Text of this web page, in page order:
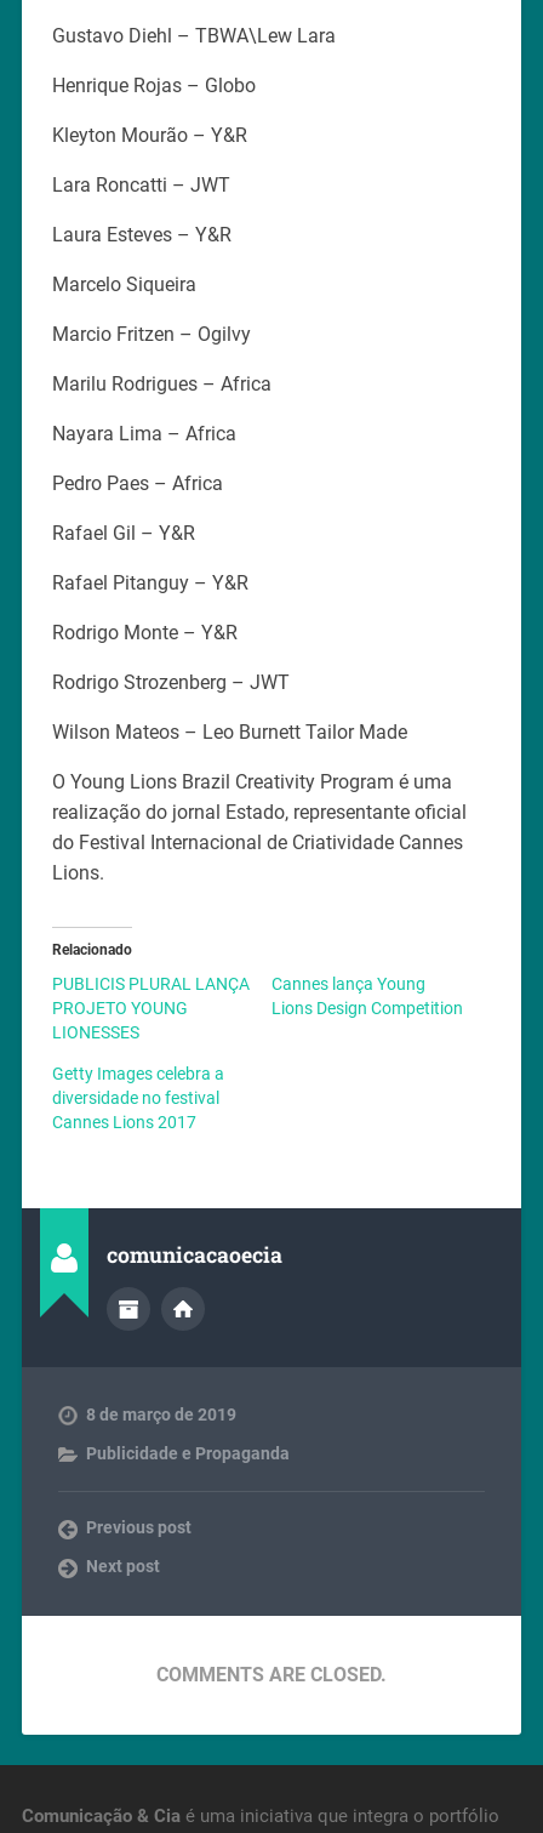
Gustavo Diehl – TBWA\Lew Lara
Henrique Rojas – Globo
Kleyton Mourão – Y&R
Lara Roncatti – JWT
Laura Esteves – Y&R
Marcelo Siqueira
Marcio Fritzen – Ogilvy
Marilu Rodrigues – Africa
Nayara Lima – Africa
Pedro Paes – Africa
Rafael Gil – Y&R
Rafael Pitanguy – Y&R
Rodrigo Monte – Y&R
Rodrigo Strozenberg – JWT
Wilson Mateos – Leo Burnett Tailor Made
O Young Lions Brazil Creativity Program é uma
realização do jornal Estado, representante oficial
do Festival Internacional de Criatividade Cannes
Lions.
Relacionado
PUBLICIS PLURAL LANÇA
PROJETO YOUNG
LIONESSES
Cannes lança Young
Lions Design Competition
Getty Images celebra a
diversidade no festival
Cannes Lions 2017
comunicacaoecia
8 de março de 2019
Publicidade e Propaganda
Previous post
Next post
COMMENTS ARE CLOSED.
Comunicação & Ciaé uma iniciativa que integra o portfólio